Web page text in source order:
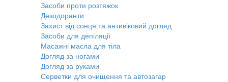
Засоби проти розтяжок
Дезодоранти
Захист від сонця та антивіковий догляд
Засоби для депіляції
Масажні масла для тіла
Догляд за ногами
Догляд за руками
Серветки для очищення та автозагар